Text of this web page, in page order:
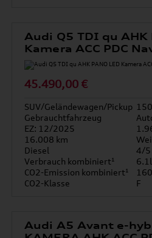
Audi Q5 TDI qu AHK
Kamera ACC PDC
45.490,00 €
SUV/Geländewagen/Pickup
Gebrauchtfahrzeug
EZ: 12/2025
16.008 km
Diesel
4/5
Verbrauch kombiniert¹
CO2-Emission kombiniert¹
CO2-Klasse
F
Audi A5 Avant e-